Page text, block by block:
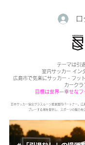
日本サッカー協会グラスルーツ推進賛同パートナー。
プレーする場を提供し、スポーツの魅力を
テーマは引
室内サッカー イン
広島市で気楽にサッカー・フッ
カークラ
目標は世界一幸せな
ロ